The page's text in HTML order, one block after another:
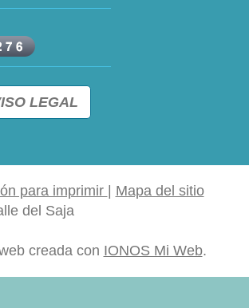
LEGAL
para imprimir
Mapa del sitio
del Saja
creada con IONOS Mi Web.